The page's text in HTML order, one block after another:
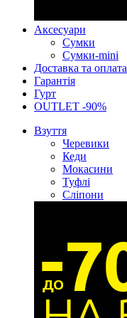
Аксесуари
Сумки
Сумки-mini
Доставка та оплата
Гарантія
Гурт
OUTLET -90%
Взуття
Черевики
Кеди
Мокасини
Туфлі
Сліпони